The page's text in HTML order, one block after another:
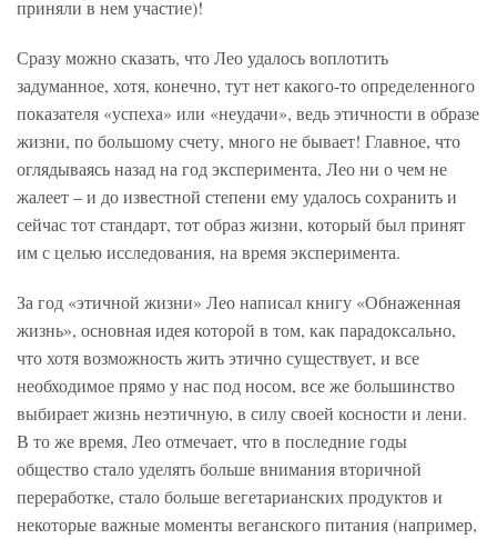
приняли в нем участие)!
Сразу можно сказать, что Лео удалось воплотить
задуманное, хотя, конечно, тут нет какого-то определенного
показателя «успеха» или «неудачи», ведь этичности в образе
жизни, по большому счету, много не бывает! Главное, что
оглядываясь назад на год эксперимента, Лео ни о чем не
жалеет – и до известной степени ему удалось сохранить и
сейчас тот стандарт, тот образ жизни, который был принят
им с целью исследования, на время эксперимента.
За год «этичной жизни» Лео написал книгу «Обнаженная
жизнь», основная идея которой в том, как парадоксально,
что хотя возможность жить этично существует, и все
необходимое прямо у нас под носом, все же большинство
выбирает жизнь неэтичную, в силу своей косности и лени.
В то же время, Лео отмечает, что в последние годы
общество стало уделять больше внимания вторичной
переработке, стало больше вегетарианских продуктов и
некоторые важные моменты веганского питания (например,